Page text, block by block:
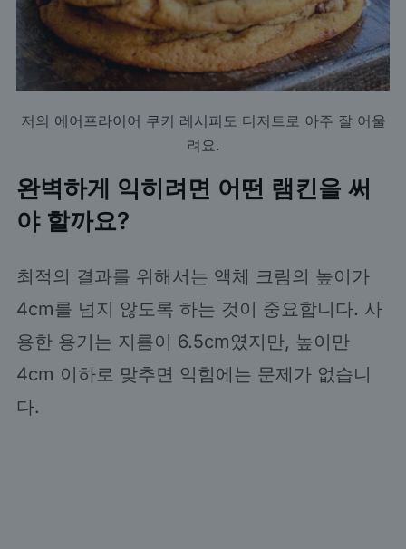
저의 에어프라이어 쿠키 레시피도 디저트로 아주 잘 어울
려요.
완벽하게 익히려면 어떤 램킨을 써
야 할까요?
최적의 결과를 위해서는 액체 크림의 높이가
4cm를 넘지 않도록 하는 것이 중요합니다. 사
용한 용기는 지름이 6.5cm였지만, 높이만
4cm 이하로 맞추면 익힘에는 문제가 없습니
다.